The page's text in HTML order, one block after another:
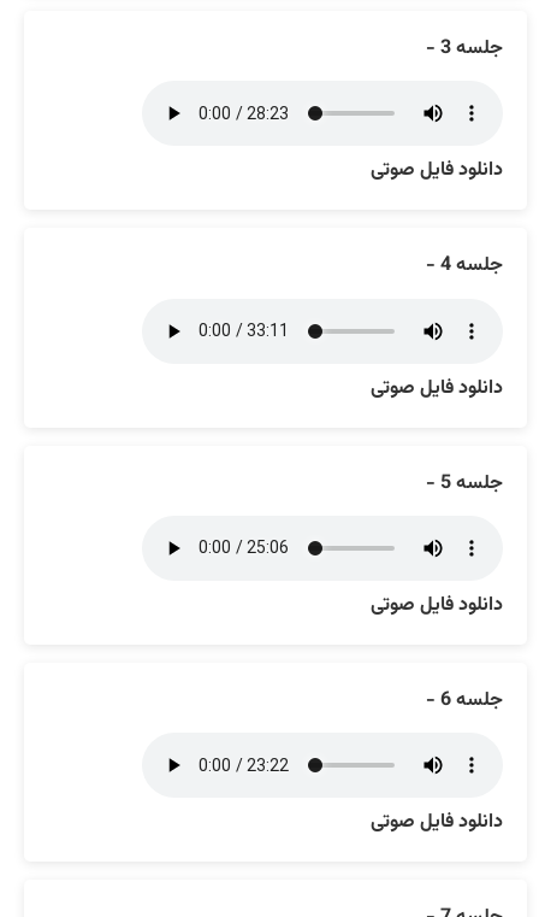
جلسه 3 -
دانلود فایل صوتی
جلسه 4 -
دانلود فایل صوتی
جلسه 5 -
دانلود فایل صوتی
جلسه 6 -
دانلود فایل صوتی